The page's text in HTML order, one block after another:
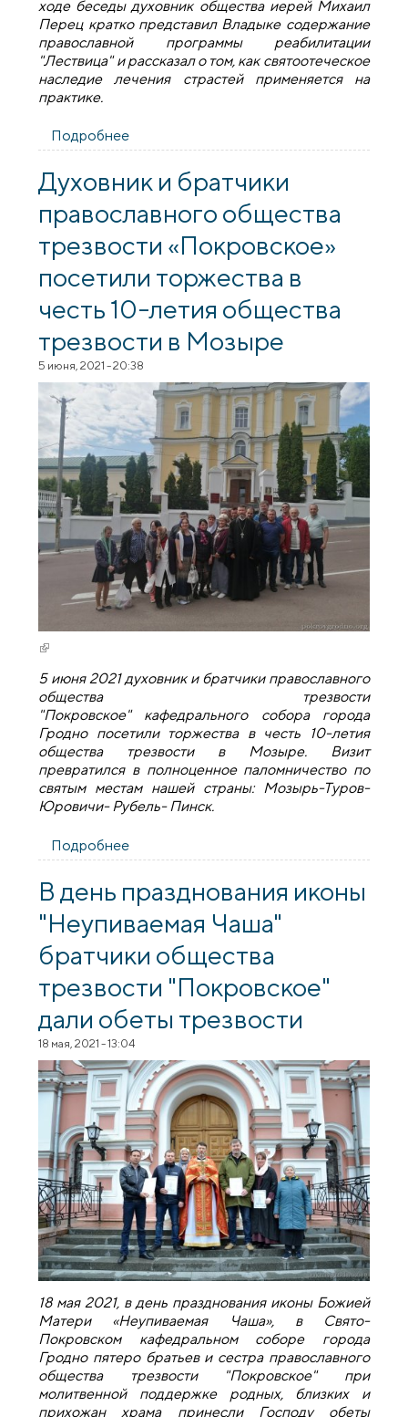
ходе беседы духовник общества иерей Михаил
Перец кратко представил Владыке содержание
православной программы реабилитации
"Лествица" и рассказал о том, как святоотеческое
наследие лечения страстей применяется на
практике.
Подробнее
историей и настоящей деятельностью
православного общества трезвости
"Покровское"
Духовник и братчики
православного общества
трезвости «Покровское»
посетили торжества в
честь 10-летия общества
трезвости в Мозыре
5 июня, 2021 - 20:38
(внешняя ссылка)
5 июня 2021 духовник и братчики православного
общества трезвости
"Покровское" кафедрального собора города
Гродно посетили торжества в честь 10-летия
общества трезвости в Мозыре. Визит
превратился в полноценное паломничество по
святым местам нашей страны: Мозырь-Туров-
Юровичи- Рубель- Пинск.
Подробнее
общества трезвости «Покровское»
общества трезвости в Мозыре
В день празднования иконы
"Неупиваемая Чаша"
братчики общества
трезвости "Покровское"
дали обеты трезвости
18 мая, 2021 - 13:04
18 мая 2021, в день празднования иконы Божией
Матери «Неупиваемая Чаша», в Свято-
Покровском кафедральном соборе города
Гродно пятеро братьев и сестра православного
общества трезвости "Покровское" при
молитвенной поддержке родных, близких и
прихожан храма принесли Господу обеты